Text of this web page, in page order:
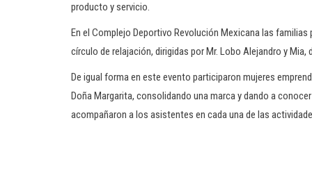
producto y servicio.
En el Complejo Deportivo Revolución Mexicana las
círculo de relajación, dirigidas por Mr. Lobo Alejandro y
De igual forma en este evento participaron mujeres
Doña Margarita, consolidando una marca y dando a
acompañaron a los asistentes en cada una de las